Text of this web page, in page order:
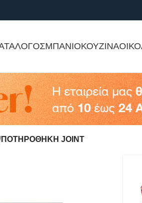
ΜΠΑΝΙΟΚΟΥΖΙΝΑ
ΠΟΤΗΡΟΘΗΚΗ JOINT